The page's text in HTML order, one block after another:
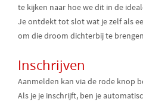
te kijken naar hoe we dit in de
Je ontdekt tot slot wat je zelf als
om die droom dichterbij te
Inschrijven
Aanmelden kan via de rode knop
Als je je inschrijft, ben je